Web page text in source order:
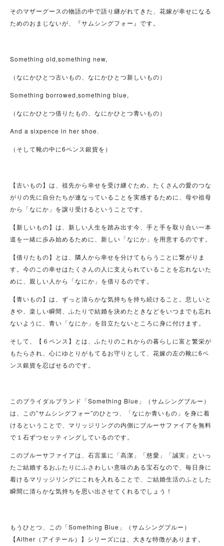
そのマザーグースの物語の中で語り継がれてきた、花嫁が幸せになる
ためのおまじないが、『サムシングフォー』です。
Something old,something new,
（なにかひとつ古いもの、なにかひとつ新しいもの）
Something borrowed,something blue,
（なにかひとつ借りたもの、なにかひとつ青いもの）
And a sixpence in her shoe.
（そして靴の中に6ペンス銀貨を）
【古いもの】は、祖先から幸せを受け継ぐため。たくさんの愛のつな
がりの先に自分たちが連なっていることを実感するために、母や祖母
から「なにか」を譲り受けるということです。
【新しいもの】は、新しい人生を踏み出す今、手と手を取り合い一本
道を一緒に歩み始めるために、新しい「なにか」を用意するのです。
【借りたもの】とは、隣人から幸せを分けてもらうことに繋がりま
す。今のこの幸せはたくさんの人に支えられていることを忘れないた
めに、親しい人から「なにか」を借りるのです。
【青いもの】は、ずっと清らかな気持ちを持ち続けること。悲しいと
きや、楽しい瞬間、ふたりで結婚を決めたときなどをいつまでも忘れ
ないように、青い「なにか」を目立たないところに身に付けます。
そして、【６ペンス】とは、ふたりのこれからの暮らしに富と繁栄が
もたらされ、心にゆとりがもてるお守りとして、花嫁の左の靴に6ペ
ンス銀貨を忍ばせるのです。
このブライダルブランド「Something Blue」（サムシングブルー）
は、この”サムシングフォー”のひとつ、「なにか青いもの」を身に着
けるということで、マリッジリングの内側にブルーサファイアを無料
で１石ずつセッティングしているのです。
このブルーサファイアは、石言葉に「高潔」「慈愛」「誠実」といっ
たご結婚するおふたりにふさわしい意味のある宝石なので、毎日身に
着けるマリッジリングにこれを入れることで、ご結婚生活のふとした
瞬間に清らかな気持ちを思い出させてくれるでしょう！
もうひとつ、この「Something Blue」（サムシングブルー）
【Aither（アイテール）】シリーズには、大きな特徴があります。